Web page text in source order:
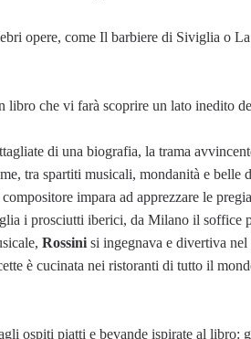
opere, come Il barbiere di Siviglia o
libro che vi farà scoprire un lato inedito
di una biografia, la trama
tra spartiti musicali, mondanità e belle
impara ad apprezzare le
i prosciutti iberici, da Milano il soffice
Rossini si ingegnava e divertiva nel
è cucinata nei ristoranti di tutto il
ospiti piatti e bevande ispirate al libro: